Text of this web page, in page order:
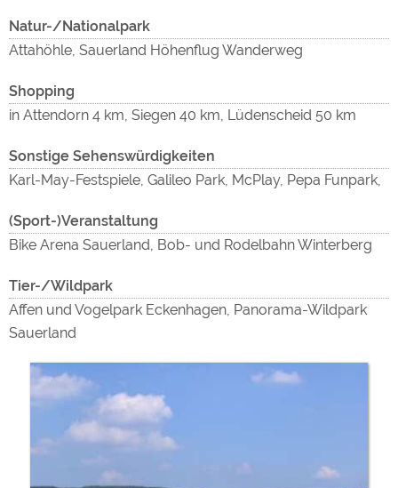
Natur-/Nationalpark
Attahöhle, Sauerland Höhenflug Wanderweg
Shopping
in Attendorn 4 km, Siegen 40 km, Lüdenscheid 50 km
Sonstige Sehenswürdigkeiten
Karl-May-Festspiele, Galileo Park, McPlay, Pepa Funpark,
(Sport-)Veranstaltung
Bike Arena Sauerland, Bob- und Rodelbahn Winterberg
Tier-/Wildpark
Affen und Vogelpark Eckenhagen, Panorama-Wildpark
Sauerland